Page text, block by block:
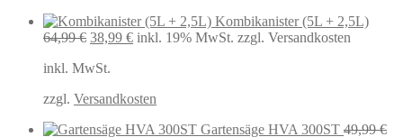
Kombikanister (5L + 2,5L)
64,99€ Ursprünglicher
war:
38,99 €Aktueller
inkl. 19% MwSt. zzgl. Versandkosten
inkl. MwSt.
zzgl. Versandkosten
Gartensäge HVA 300ST 49,99€